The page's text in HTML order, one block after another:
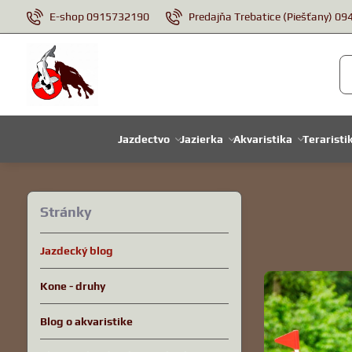
E-shop 0915732190 Predajňa Trebatice (Piešťany)
Jazdectvo Jazierka Akvaristika
Stránky
Jazdecký blog
Kone - druhy
Blog o akvaristike